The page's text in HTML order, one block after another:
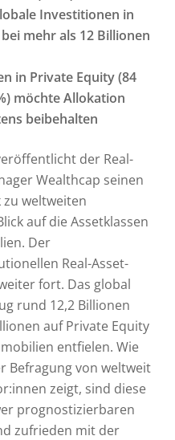
Investitionen in
mehr als 12 Billionen
in Private Equity (84
möchte Allokation
beibehalten
der Real-
Wealthcap seinen
weltweiten
auf die Assetklassen
Der
Real-Asset-
fort. Das global
rund 12,2 Billionen
auf Private Equity
entfielen. Wie
Befragung von weltweit
zeigt, sind diese
prognostizierbaren
zufrieden mit der